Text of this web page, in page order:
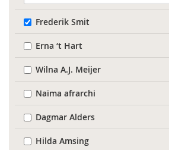
Frederik Smit
Erna ‘t Hart
Wilna A.J. Meijer
Naïma afrarchi
Dagmar Alders
Hilda Amsing